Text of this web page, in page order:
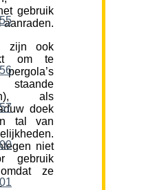
gebruik
aanraden.
zijn ook
om te
als
doek
tal van
niet
gebruik
ze